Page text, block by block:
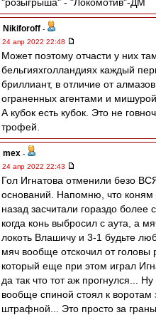
Nikiforoff -
24 апр 2022 22:48
Может поэтому отчасти у них
бельгияхголландиях каждый
бриллиант, в отличие от
ограненных агентами и мишурой.
А кубок есть кубок. Это не
трофей.
mex -
24 апр 2022 22:43
Гол Игнатова отменили безо
оснований. Напомню, что коням
назад засчитали гораздо более
когда конь выбросил с аута, а
локоть Влашичу и 3-1 будьте
мяч вообще отскочил от головы
который еще при этом играл
да так что тот аж прогнулся... Ну
вообще спиной стоял к воротам
штрафной... Это просто за